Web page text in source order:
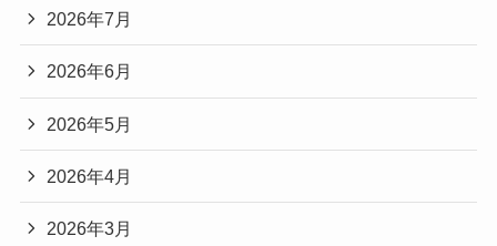
2026年7月
2026年6月
2026年5月
2026年4月
2026年3月